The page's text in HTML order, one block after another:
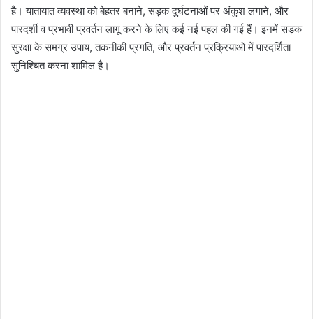
है। यातायात व्यवस्था को बेहतर बनाने, सड़क दुर्घटनाओं पर अंकुश लगाने, और
पारदर्शी व प्रभावी प्रवर्तन लागू करने के लिए कई नई पहल की गई हैं। इनमें सड़क
सुरक्षा के समग्र उपाय, तकनीकी प्रगति, और प्रवर्तन प्रक्रियाओं में पारदर्शिता
सुनिश्चित करना शामिल है।